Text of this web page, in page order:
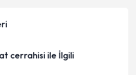
kabul ediyorum.
cerrahisi ile İlgili